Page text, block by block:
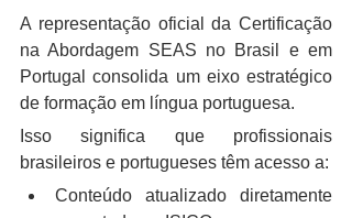
A representação oficial da Certificação
na Abordagem SEAS no Brasil e em
Portugal consolida um eixo estratégico
de formação em língua portuguesa.
Isso significa que profissionais
brasileiros e portugueses têm acesso a:
Conteúdo atualizado diretamente